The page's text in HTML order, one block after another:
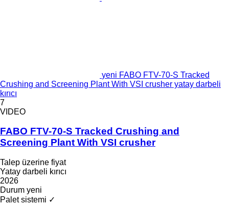
yeni FABO FTV-70-S Tracked
Crushing and Screening Plant With VSI crusher yatay darbeli
kırıcı
7
VIDEO
FABO FTV-70-S Tracked Crushing and
Screening Plant With VSI crusher
Talep üzerine fiyat
Yatay darbeli kırıcı
2026
Durum yeni
Palet sistemi ✓